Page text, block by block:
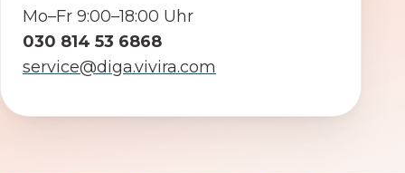
Mo–Fr 9:00–18:00 Uhr
030 814 53 6868
service@diga.vivira.com